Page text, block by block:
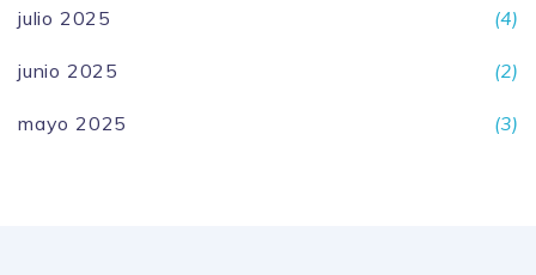
julio 2025 (4)
junio 2025 (2)
mayo 2025 (3)